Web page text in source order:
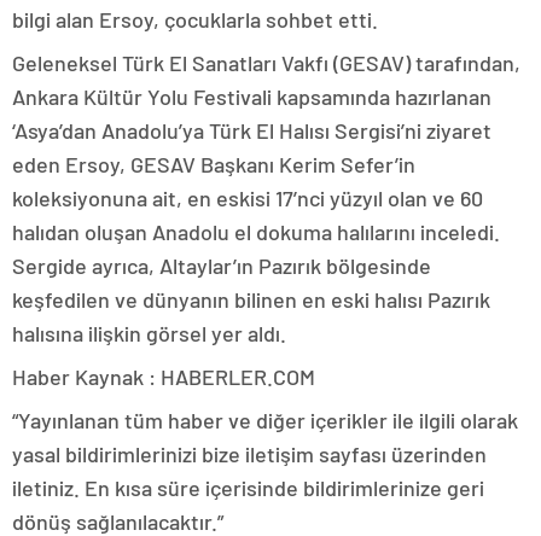
bilgi alan Ersoy, çocuklarla sohbet etti.
Geleneksel Türk El Sanatları Vakfı (GESAV) tarafından,
Ankara Kültür Yolu Festivali kapsamında hazırlanan
‘Asya’dan Anadolu’ya Türk El Halısı Sergisi’ni ziyaret
eden Ersoy, GESAV Başkanı Kerim Sefer’in
koleksiyonuna ait, en eskisi 17’nci yüzyıl olan ve 60
halıdan oluşan Anadolu el dokuma halılarını inceledi.
Sergide ayrıca, Altaylar’ın Pazırık bölgesinde
keşfedilen ve dünyanın bilinen en eski halısı Pazırık
halısına ilişkin görsel yer aldı.
Haber Kaynak : HABERLER.COM
“Yayınlanan tüm haber ve diğer içerikler ile ilgili olarak
yasal bildirimlerinizi bize iletişim sayfası üzerinden
iletiniz. En kısa süre içerisinde bildirimlerinize geri
dönüş sağlanılacaktır.”